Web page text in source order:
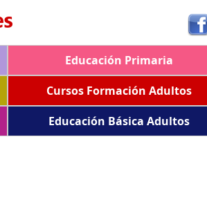
Educación Primaria
Cursos Formación Adultos
Educación Básica Adultos